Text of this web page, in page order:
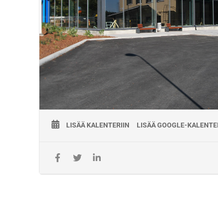
Osaamisvaatimukset:
– Ymmärtää hitsaustoiminnassa vaikuttavia tekijöitä, jotka
tukea tai heikentää toiminnan onnistumista ja siten vaikuttaa
turvallisuuteen.
– Ymmärtää jatkuvakiskoraiteen vaatimukset.
– Tuntee noudatettavat standardit ja niiden vaatimukset, mm
ISO 5817.
– Osaa toimia kiskojen ja vaihteiden kiskoteräsosien sekä
kiskojatkosten hitsaustehtävissä.
– Osaa toimia kiskohitsien, kiskojen ja vaihteiden
– Hallitsee käytettävät hitsausmenetelmät ja hitsauksiin
– Hallitsee eristysjatkostenliimauksen.
– Hallitsee jatkuvakiskoraiteen vaatimukset.
Pätevyyden myöntämisen edellytykset:
– Käytännön harjoittelu
– Hitsauskoe
Voimassaolo:
LISÄÄ KALENTERIIN LISÄÄ GOOGLE-